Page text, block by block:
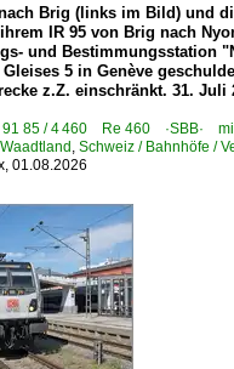
| 93 8x | ICE - IC
BR 4010 ·Kiss· Ex-
BR 4110 ·Kiss· Ex-
BR 401 · 5 401 · 5 801-804
BR 403 · 5 403
BR 407 · 5 407 ·Velaro D·
M BR 406 · 5 406
BR 412 · x 412 · x 812
Brig (links im Bild) und
IR 95 von Brig nach
und Bestimmungsstation
5 in Genève
z.Z. einschränkt. 31. Juli
91 85 / 4 460 Re 460 ·SBB·
Schweiz / Bahnhöfe /
01.08.2026